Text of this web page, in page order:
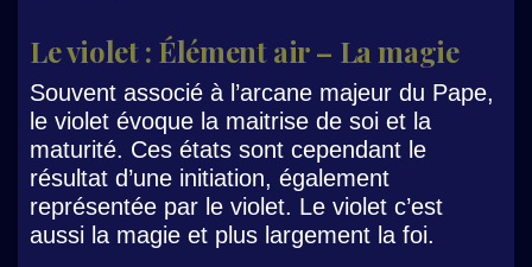
Le violet : Élément air – La magie
Souvent associé à l’arcane majeur du Pape,
le violet évoque la maitrise de soi et la
maturité. Ces états sont cependant le
résultat d’une initiation, également
représentée par le violet. Le violet c’est
aussi la magie et plus largement la foi.